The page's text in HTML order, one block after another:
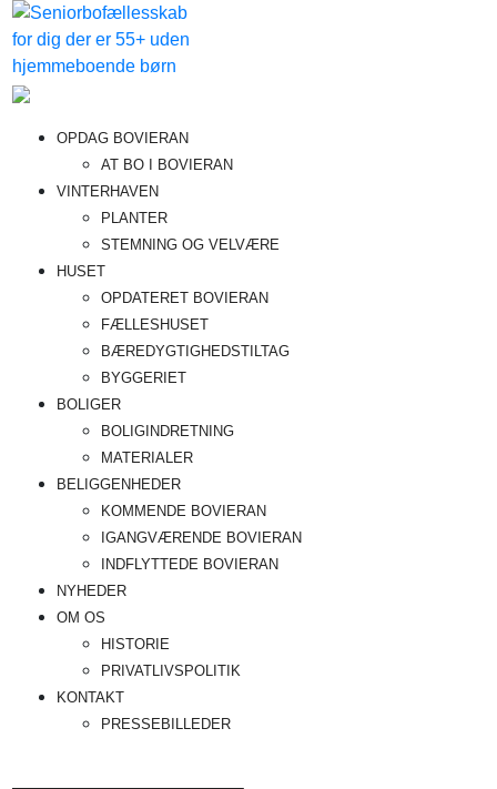
Videre
indhold
Bovieran
Fremtidens
seniorboligfællesskab
OPDAG BOVIERAN
AT BO I BOVIERAN
VINTERHAVEN
PLANTER
STEMNING OG VELVÆRE
HUSET
OPDATERET BOVIERAN
FÆLLESHUSET
BÆREDYGTIGHEDSTILTAG
BYGGERIET
BOLIGER
BOLIGINDRETNING
MATERIALER
BELIGGENHEDER
KOMMENDE BOVIERAN
IGANGVÆRENDE BOVIERAN
INDFLYTTEDE BOVIERAN
NYHEDER
OM OS
HISTORIE
PRIVATLIVSPOLITIK
KONTAKT
PRESSEBILLEDER